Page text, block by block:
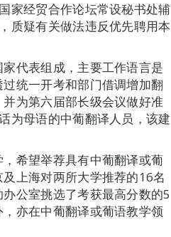
家经贸合作论坛常设秘书处辅
质疑有关做法违反优先聘用本
代表组成，主要工作语言是
统一开考和部门借调增加翻
为第六届部长级会议做好准
为母语的中葡翻译人员，该建
希望举荐具有中葡翻译或葡
上海对两所大学推荐的16名
公室挑选了考获最高分数的5
亦在中葡翻译或葡语教学领